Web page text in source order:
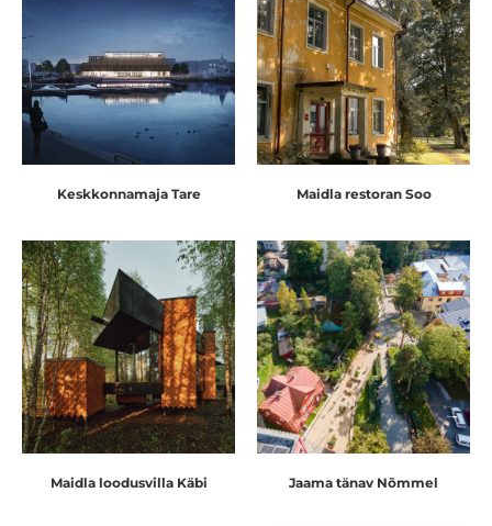
Keskkonnamaja Tare Maidla restoran Soo
Maidla loodusvilla Käbi Jaama tänav Nõmmel